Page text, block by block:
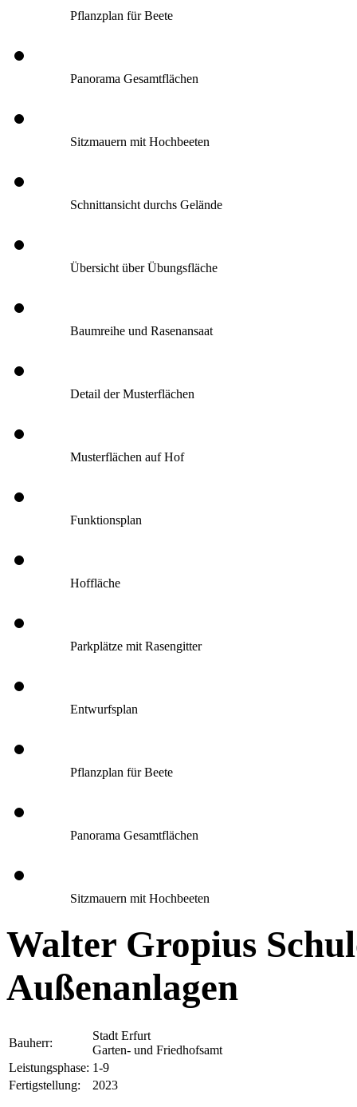
Pflanzplan für Beete
Panorama Gesamtflächen
Sitzmauern mit Hochbeeten
Schnittansicht durchs Gelände
Übersicht über Übungsfläche
Baumreihe und Rasenansaat
Detail der Musterflächen
Musterflächen auf Hof
Funktionsplan
Hoffläche
Parkplätze mit Rasengitter
Entwurfsplan
Pflanzplan für Beete
Panorama Gesamtflächen
Sitzmauern mit Hochbeeten
Walter Gropius
Außenanlagen
Bauherr:
Stadt Erfurt
Garten- und Friedhofsamt
Leistungsphase: 1-9
Fertigstellung:
2023